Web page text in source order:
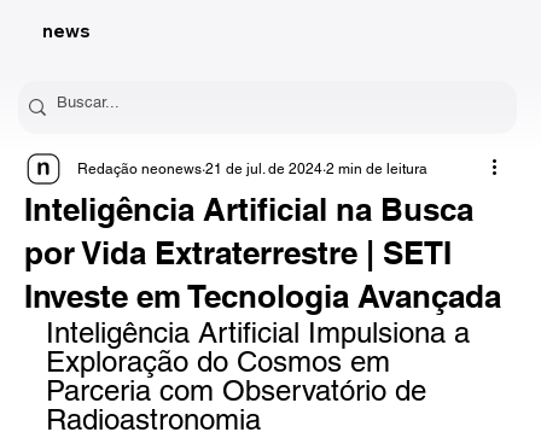
news
Inteligência Artificial na Busca
por Vida Extraterrestre | SETI
Investe em Tecnologia Avançada
Redação neonews 21 de jul. de 2024 2 min de leitura
Inteligência Artificial Impulsiona a
Exploração do Cosmos em
Parceria com Observatório de
Radioastronomia